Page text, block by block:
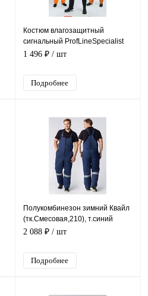
Костюм влагозащитный
сигнальный ProfLineSpecialist
СОП (ПВХ,210), оранжевый
1 496 ₽ / шт
Подробнее
Полукомбинезон зимний Квайл
(тк.Смесовая,210), т.синий
2 088 ₽ / шт
Подробнее